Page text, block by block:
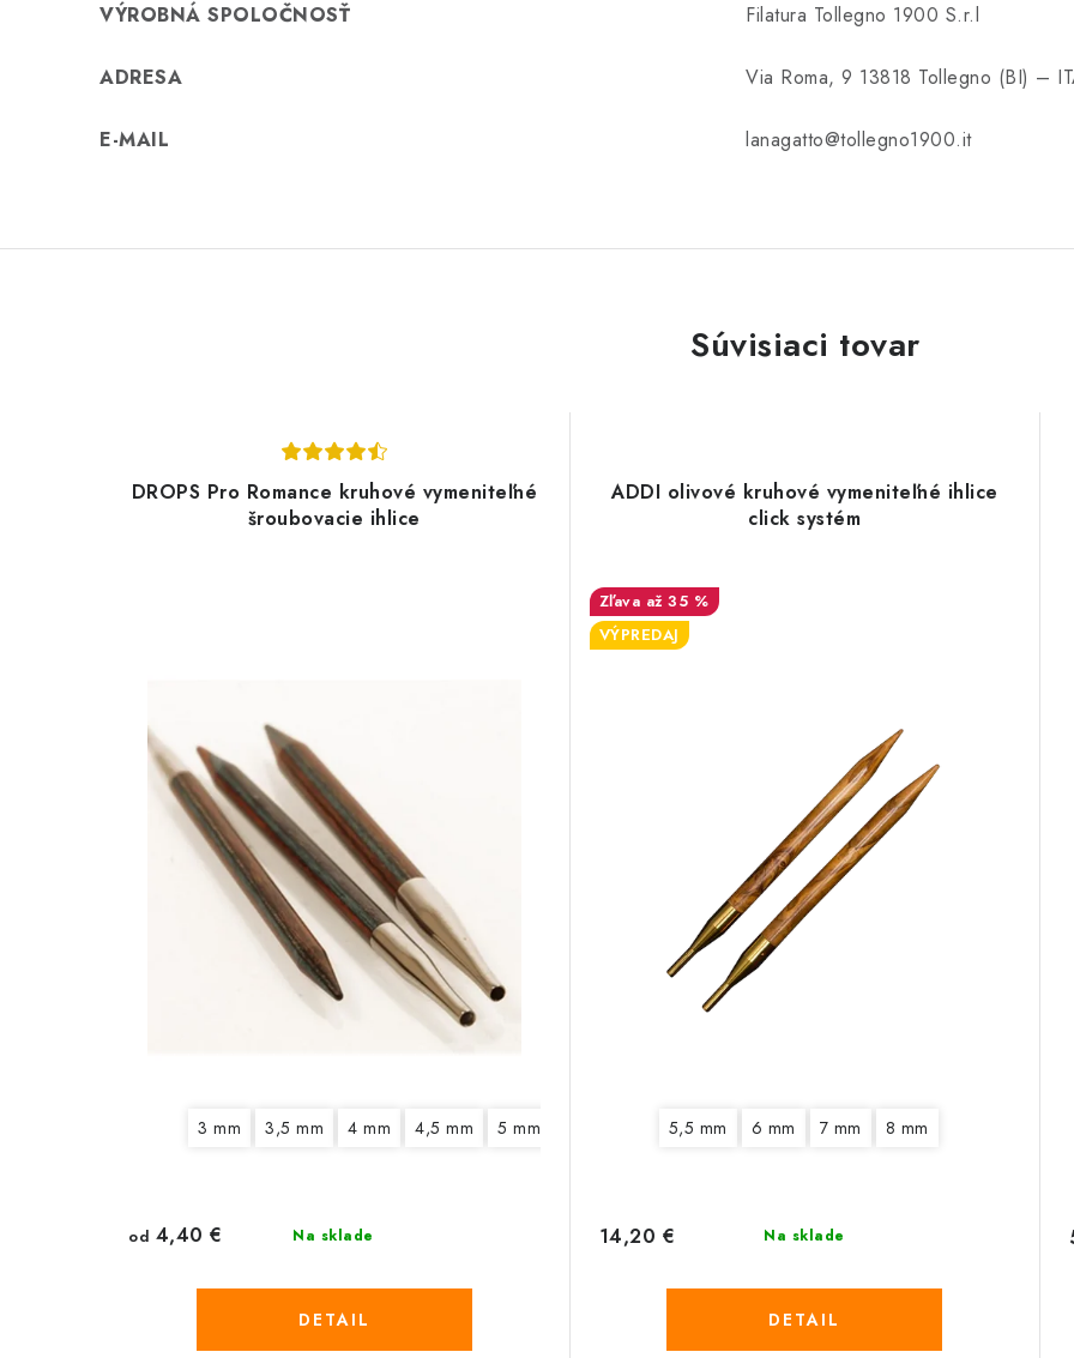
VÝROBNÁ SPOLOČNOSŤ Filatura Tollegno 1900 S.r.l
ADRESA Via Roma, 9 13818 Tollegno (BI) –
E-MAIL lanagatto@tollegno1900.it
Súvisiaci tovar
DROPS Pro Romance kruhové vymeniteľné
šroubovacie ihlice
3 mm 3,5 mm 4 mm 4,5 mm 5 mm 6 mm 6,5 mm 7 mm 8 mm
Na sklade
od 4,40 €
DETAIL
ADDI olivové kruhové vymeniteľné ihlice
click systém
až 35 %
VÝPREDAJ
5,5 mm 6 mm 7 mm 8 mm
Na sklade
14,20 €
DETAIL